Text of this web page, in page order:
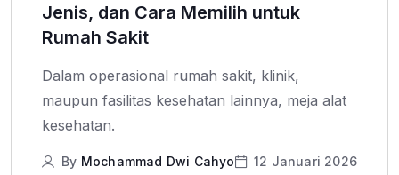
Jenis, dan Cara Memilih untuk
Rumah Sakit
Dalam operasional rumah sakit, klinik,
maupun fasilitas kesehatan lainnya, meja alat
kesehatan.
By Mochammad Dwi Cahyo 12 Januari 2026